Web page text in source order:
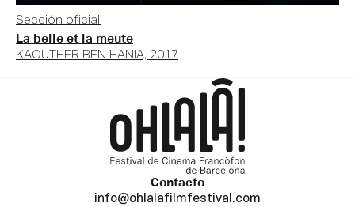
Sección oficial
La belle et la meute
KAOUTHER BEN HANIA, 2017
Contacto
info@ohlalafilmfestival.com